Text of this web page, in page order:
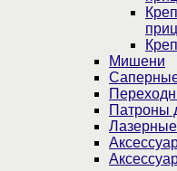
Мишени
Патроны
Лазерные